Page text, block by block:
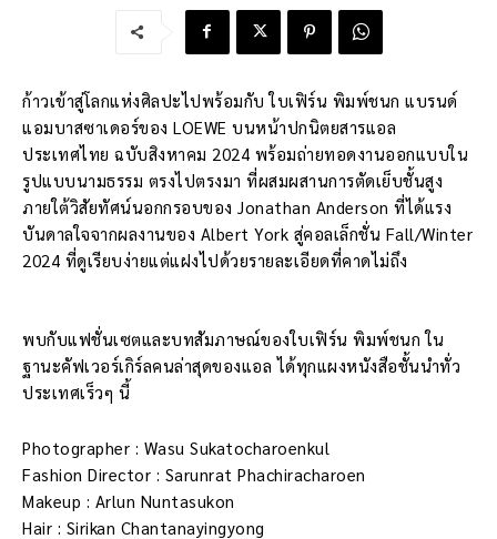
ก้าวเข้าสู่โลกแห่งศิลปะไปพร้อมกับ ใบเฟิร์น พิมพ์ชนก แบรนด์
แอมบาสซาเดอร์ของ LOEWE บนหน้าปกนิตยสารแอล
ประเทศไทย ฉบับสิงหาคม 2024 พร้อมถ่ายทอดงานออกแบบใน
รูปแบบนามธรรม ตรงไปตรงมา ที่ผสมผสานการตัดเย็บชั้นสูง
ภายใต้วิสัยทัศน์นอกกรอบของ Jonathan Anderson ที่ได้แรง
บันดาลใจจากผลงานของ Albert York สู่คอลเล็กชั่น Fall/Winter
2024 ที่ดูเรียบง่ายแต่แฝงไปด้วยรายละเอียดที่คาดไม่ถึง
พบกับแฟชั่นเซตและบทสัมภาษณ์ของใบเฟิร์น พิมพ์ชนก ใน
ฐานะคัฟเวอร์เกิร์ลคนล่าสุดของแอลได้ทุกแผงหนังสือชั้นนำทั่ว
ประเทศเร็วๆ นี้
Photographer : Wasu Sukatocharoenkul
Fashion Director : Sarunrat Phachiracharoen
Makeup : Arlun Nuntasukon
Hair : Sirikan Chantanayingyong